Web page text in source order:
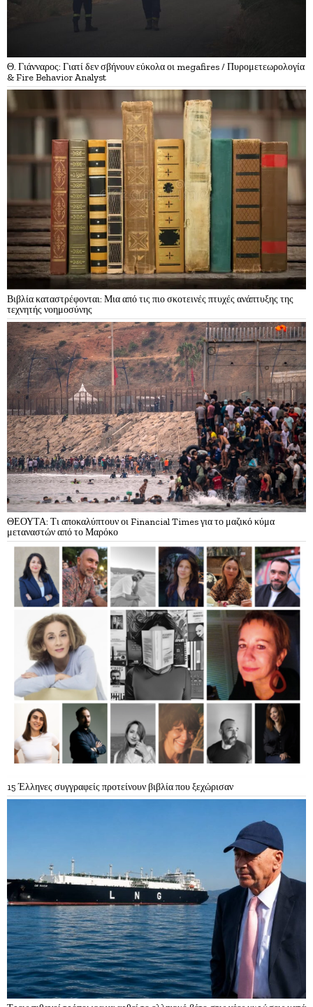
Θ. Γιάνναρος: Γιατί δεν σβήνουν εύκολα οι megafires / Πυρομετεωρολογία
& Fire Behavior Analyst
Βιβλία καταστρέφονται: Μια από τις πιο σκοτεινές πτυχές ανάπτυξης της
τεχνητής νοημοσύνης
ΘΕΟΥΤΑ: Τι αποκαλύπτουν οι Financial Times για το μαζικό κύμα
μεταναστών από το Μαρόκο
15 Έλληνες συγγραφείς προτείνουν βιβλία που ξεχώρισαν